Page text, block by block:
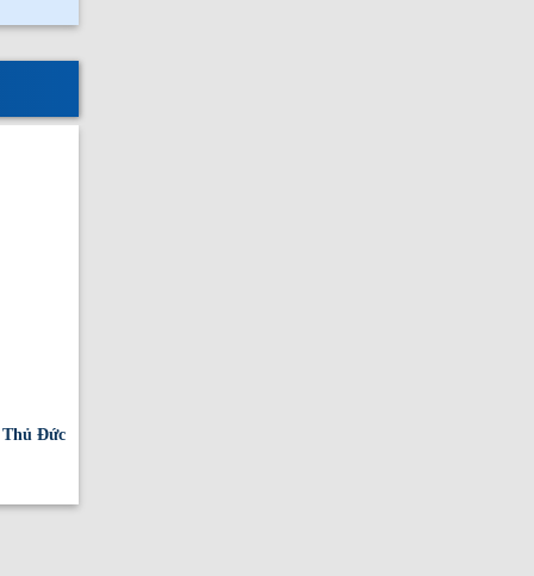
Thủ Đức